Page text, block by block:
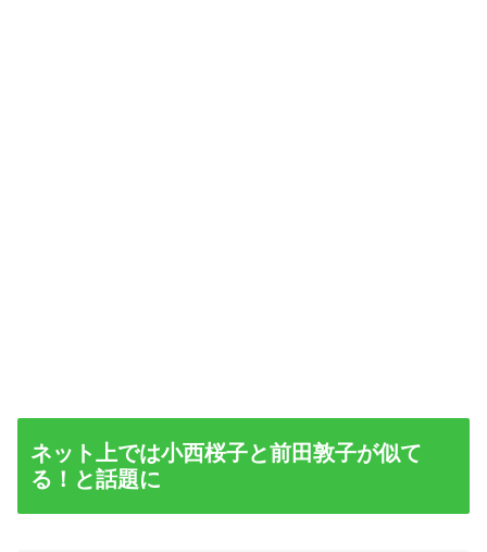
ネット上では小西桜子と前田敦子が似て
る！と話題に